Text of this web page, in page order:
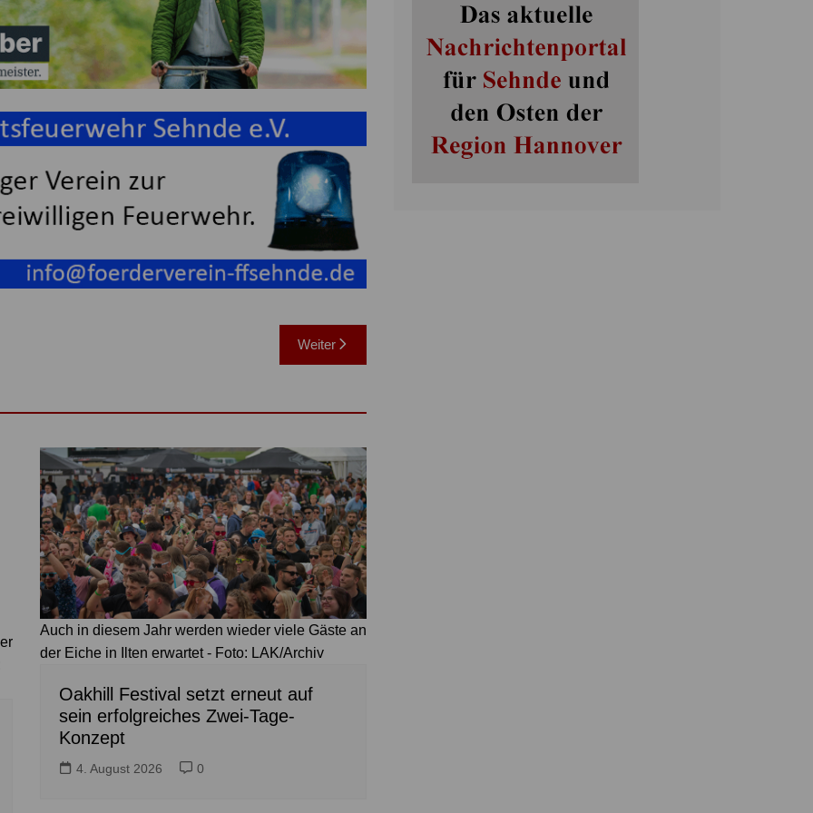
Weiter
Auch in diesem Jahr werden wieder viele Gäste an
der Eiche in Ilten erwartet - Foto: LAK/Archiv
Oakhill Festival setzt erneut auf
sein erfolgreiches Zwei-Tage-
Konzept
4. August 2026 0